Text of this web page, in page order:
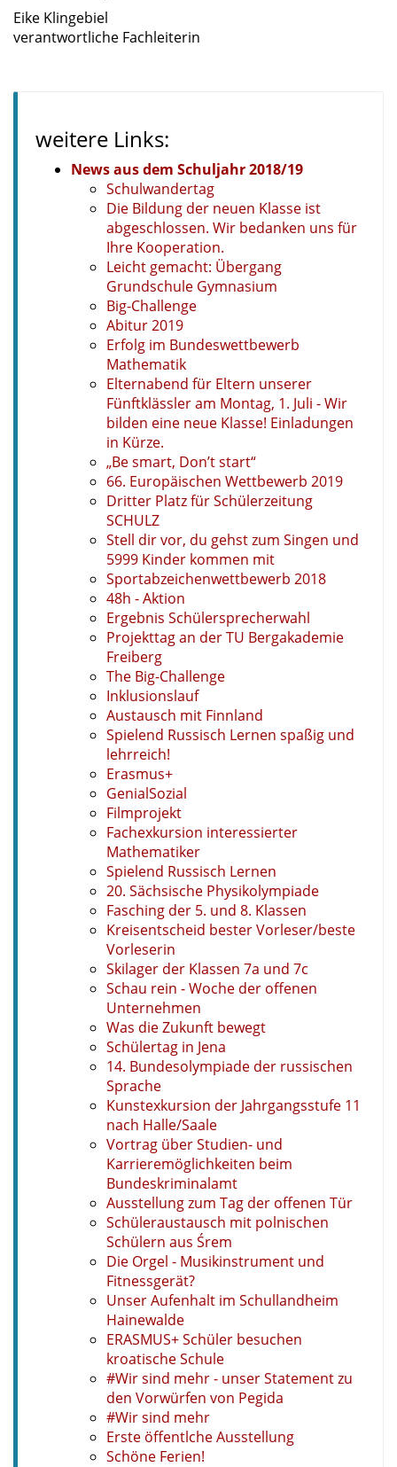
Eike Klingebiel
verantwortliche Fachleiterin
weitere Links:
News aus dem Schuljahr 2018/19
Schulwandertag
Die Bildung der neuen Klasse ist
abgeschlossen. Wir bedanken uns für
Ihre Kooperation.
Leicht gemacht: Übergang
Grundschule Gymnasium
Big-Challenge
Abitur 2019
Erfolg im Bundeswettbewerb
Mathematik
Elternabend für Eltern unserer
Fünftklässler am Montag, 1. Juli - Wir
bilden eine neue Klasse! Einladungen
in Kürze.
„Be smart, Don’t start“
66. Europäischen Wettbewerb 2019
Dritter Platz für Schülerzeitung
SCHULZ
Stell dir vor, du gehst zum Singen und
5999 Kinder kommen mit
Sportabzeichenwettbewerb 2018
48h - Aktion
Ergebnis Schülersprecherwahl
Projekttag an der TU Bergakademie
Freiberg
The Big-Challenge
Inklusionslauf
Austausch mit Finnland
Spielend Russisch Lernen spaßig und
lehrreich!
Erasmus+
GenialSozial
Filmprojekt
Fachexkursion interessierter
Mathematiker
Spielend Russisch Lernen
20. Sächsische Physikolympiade
Fasching der 5. und 8. Klassen
Kreisentscheid bester Vorleser/beste
Vorleserin
Skilager der Klassen 7a und 7c
Schau rein - Woche der offenen
Unternehmen
Was die Zukunft bewegt
Schülertag in Jena
14. Bundesolympiade der russischen
Sprache
Kunstexkursion der Jahrgangsstufe 11
nach Halle/Saale
Vortrag über Studien- und
Karrieremöglichkeiten beim
Bundeskriminalamt
Ausstellung zum Tag der offenen Tür
Schüleraustausch mit polnischen
Schülern aus Śrem
Die Orgel - Musikinstrument und
Fitnessgerät?
Unser Aufenhalt im Schullandheim
Hainewalde
ERASMUS+ Schüler besuchen
kroatische Schule
#Wir sind mehr - unser Statement zu
den Vorwürfen von Pegida
#Wir sind mehr
Erste öffentlche Ausstellung
Schöne Ferien!